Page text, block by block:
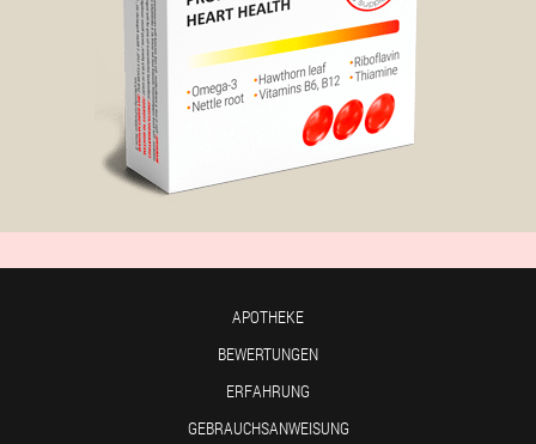
APOTHEKE
BEWERTUNGEN
ERFAHRUNG
GEBRAUCHSANWEISUNG